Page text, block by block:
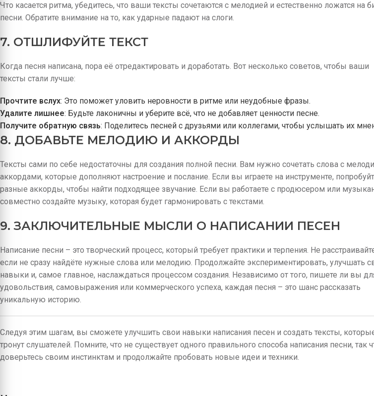
Что касается ритма, убедитесь, что ваши тексты сочетаются с мелодией и естественно ложатся на
песни. Обратите внимание на то, как ударные падают на слоги.
7. ОТШЛИФУЙТЕ ТЕКСТ
Когда песня написана, пора её отредактировать и доработать. Вот несколько советов, чтобы ваши
тексты стали лучше:
Прочтите вслух: Это поможет уловить неровности в ритме или неудобные фразы.
Удалите лишнее: Будьте лаконичны и уберите всё, что не добавляет ценности песне.
Получите обратную связь: Поделитесь песней с друзьями или коллегами, чтобы услышать их
8. ДОБАВЬТЕ МЕЛОДИЮ И АККОРДЫ
Тексты сами по себе недостаточны для создания полной песни. Вам нужно сочетать слова с
аккордами, которые дополняют настроение и послание. Если вы играете на инструменте,
разные аккорды, чтобы найти подходящее звучание. Если вы работаете с продюсером или
совместно создайте музыку, которая будет гармонировать с текстами.
9. ЗАКЛЮЧИТЕЛЬНЫЕ МЫСЛИ О НАПИСАНИИ ПЕСЕН
Написание песни – это творческий процесс, который требует практики и терпения. Не
если не сразу найдёте нужные слова или мелодию. Продолжайте экспериментировать, улучшать
навыки и, самое главное, наслаждаться процессом создания. Независимо от того, пишете ли вы
удовольствия, самовыражения или коммерческого успеха, каждая песня – это шанс рассказать
уникальную историю.
Следуя этим шагам, вы сможете улучшить свои навыки написания песен и создать тексты,
тронут слушателей. Помните, что не существует одного правильного способа написания песни, так
доверьтесь своим инстинктам и продолжайте пробовать новые идеи и техники.